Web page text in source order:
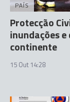
PAÍS
Protecção
inundações
continente
15 Out 14:28